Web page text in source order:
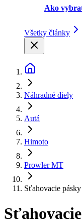
Ako
Všetky články
Náhradné diely
Autá
Himoto
Prowler MT
Sťahovacie